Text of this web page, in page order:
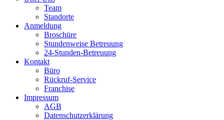
Team
Standorte
Anmeldung
Broschüre
Stundenweise Betreuung
24-Stunden-Betreuung
Kontakt
Büro
Rückruf-Service
Franchise
Impressum
AGB
Datenschutzerklärung